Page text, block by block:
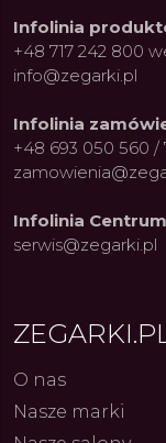
Constant: Pasja,
Infolinia
+48 717 242 800
info@zegarki.pl
Infolinia
+48 693 050 560 /
Infolinia
serwis@zegarki.pl
O nas
Nasze marki